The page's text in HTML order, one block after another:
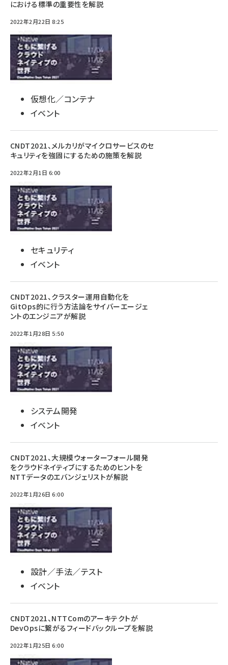
における標準の重要性を解説
2022年2月22日 8:25
仮想化／コンテナ
イベント
CNDT2021、メルカリがマイクロサービスのセ
キュリティを強固にするための施策を解説
2022年2月1日 6:00
セキュリティ
イベント
CNDT2021、クラスター運用自動化を
GitOps的に行う方法論をサイバーエージェ
ントのエンジニアが解説
2022年1月28日 5:50
システム開発
イベント
CNDT2021、大規模ウォーターフォール開発
をクラウドネイティブにするためのヒントを
NTTデータのエバンジェリストが解説
2022年1月26日 6:00
設計／手法／テスト
イベント
CNDT2021、NTTComのアーキテクトが
DevOpsに繋がるフィードバックループを解説
2022年1月25日 6:00